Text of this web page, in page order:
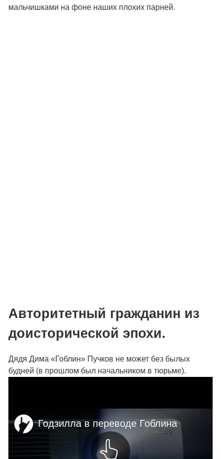
мальчишками на фоне наших плохих парней.
Авторитетный гражданин из
доисторической эпохи.
Дядя Дима «Гоблин» Пучков не может без былых
будней (в прошлом был начальником в тюрьме).